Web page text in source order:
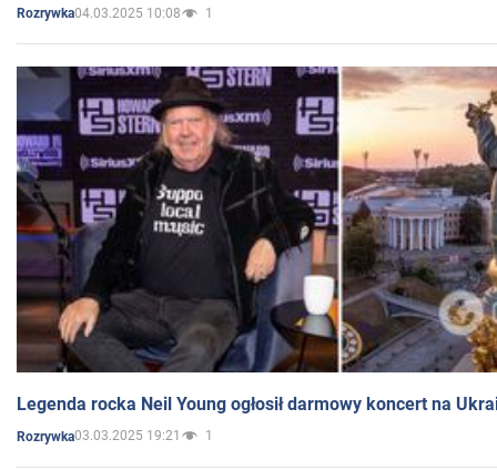
Rozrywka04.03.2025 10:08 1
Legenda rocka Neil Young ogłosił darmowy koncert na
Rozrywka03.03.2025 19:21 1